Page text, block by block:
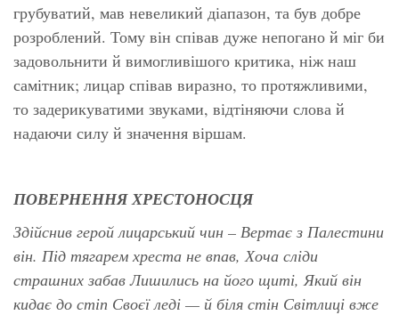
грубуватий, мав невеликий діапазон, та був добре
розроблений. Тому він співав дуже непогано й міг би
задовольнити й вимогливішого критика, ніж наш
самітник; лицар співав виразно, то протяжливими,
то задерикуватими звуками, відтіняючи слова й
надаючи силу й значення віршам.
ПОВЕРНЕННЯ ХРЕСТОНОСЦЯ
Здійснив герой лицарський чин – Вертає з Палестини
він. Під тягарем хреста не впав, Хоча сліди
страшних забав Лишились на його щиті, Який він
кидає до стіп Своєї леді — й біля стін Світлиці вже